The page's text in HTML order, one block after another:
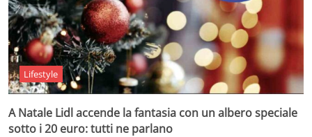
Lifestyle
A Natale Lidl accende la fantasia con un albero speciale
sotto i 20 euro: tutti ne parlano